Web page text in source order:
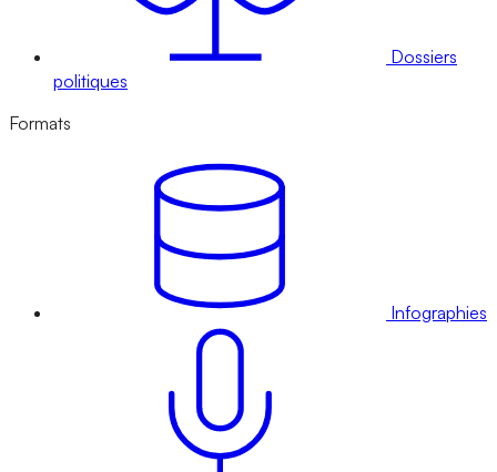
Dossiers
politiques
Formats
Infographies